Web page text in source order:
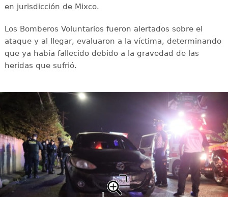
en jurisdicción de Mixco.
Los Bomberos Voluntarios fueron alertados sobre el
ataque y al llegar, evaluaron a la víctima, determinando
que ya había fallecido debido a la gravedad de las
heridas que sufrió.